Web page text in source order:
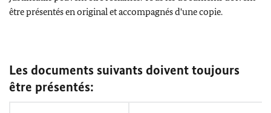
être présentés en original et accompagnés d'une copie.
Les documents suivants doivent toujours
être présentés: